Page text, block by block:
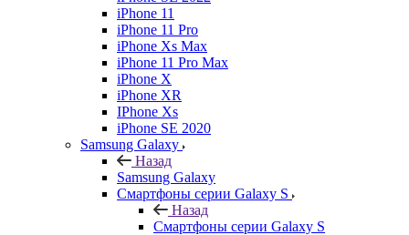
iPhone 11
iPhone 11 Pro
iPhone Xs Max
iPhone 11 Pro Max
iPhone X
iPhone XR
IPhone Xs
iPhone SE 2020
Samsung Galaxy
Назад
Samsung Galaxy
Смартфоны серии Galaxy S
Назад
Смартфоны серии Galaxy S